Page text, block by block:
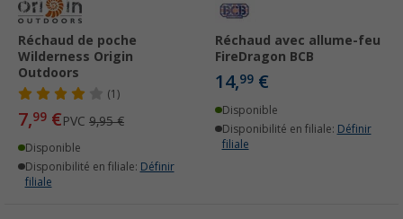
Réchaud de poche
Wilderness Origin
Outdoors
(1)
7,99 €PVC 9,95 €
Disponible
Disponibilité en filiale: Définir
filiale
Réchaud avec allume-feu
FireDragon BCB
14,99 €
Disponible
Disponibilité en filiale: Définir
filiale